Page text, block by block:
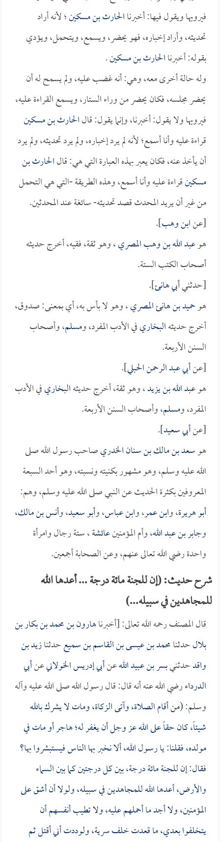
فيرويها ويقول فيها: أخبرناالحارث بن مسكين؛ لأنه أراد
تحديثه، وأراد إخباره، فهو يحضر، ويسمع، ويتحمل، ويؤدي
بقوله: أخبرناالحارث بن مسكين.
وله حالة أخرى معه، وهي: أنه غضب عليه، ولم يسمح له أن
يحضر مجلسه، فكان يحضر من وراء الستار، ويسمع القراءة عليه،
فيرويها ولا يقول: أخبرنا، وإنما يقول: قالالحارث بن مسكين
قراءة عليه وأنا أسمع؛ لأنه لم يرد إخباره، ولم يرد تحديثه، ولم يرد
أن يأخذ عنه، فكان يعبر بهذه العبارة التي هي: قالالحارث بن
مسكينقراءة عليه وأنا أسمع، وهذه الطريقة -التي هي التحمل
من غير أن يريد المحدث قصد تحديثه- سائغة عند المحدثين.
[عنابن وهب].
هوعبد الله بن وهب المصري، وهو ثقة، فقيه، أخرج حديثه
أصحاب الكتب الستة.
[حدثنيأبي هانئ].
هوحميد بن هانئ المصري، وهو لا بأس به، أي بمعنى: صدوق،
أخرج حديثهالبخاريفي الأدب المفرد، ومسلم، وأصحاب
السنن الأربعة.
[عنأبي عبد الرحمن الحبلي].
هوعبد الله بن يزيد، وهو ثقة، أخرج حديثهالبخاريفي الأدب
المفرد، ومسلم، وأصحاب السنن الأربعة.
[عنأبي سعيد].
هوسعد بن مالك بن سنان الخدريصاحب رسول الله صلى
الله عليه وسلم، وهو مشهور بكنيته ونسبته، وهو أحد السبعة
المعروفين بكثرة الحديث عن النبي صلى الله عليه وسلم، وهم:
أبو هريرة، وابن عمر، وابن عباس، وأبو سعيد، وأنس بن مالك،
وجابر بن عبد الله، وأم المؤمنينعائشة، ستة رجال وامرأة
واحدة رضي الله تعالى عنهم، وعن الصحابة أجمعين.
شرح حديث: (إن للجنة مائة درجة ... أعدها الله
للمجاهدين في سبيله...)
قال المصنف رحمه الله تعالى: [أخبرناهارون بن محمد بن بكار بن
بلالحدثنامحمد بن عيسى بن القاسم بن سميعحدثنازيد بن
واقدحدثنيبسر بن عبيد اللهعنأبي إدريس الخولانيعنأبي
الدرداءرضي الله عنه أنه قال: قال رسول الله صلى الله عليه وآله
وسلم: (من أقام الصلاة، وآتى الزكاة، ومات لا يشرك بالله
شيئاً، كان حقاً على الله عز وجل أن يغفر له؛ هاجر أو مات في
مولده، فقلنا: يا رسول الله، ألا نخبر بها الناس فيستبشروا بها؟
فقال: إن للجنة مائة درجة، بين كل درجتين كما بين السماء
والأرض، أعدها الله للمجاهدين في سبيله، ولولا أن أشق على
المؤمنين، ولا أجد ما أحملهم عليه، ولا تطيب أنفسهم أن
يتخلفوا بعدي، ما قعدت خلف سرية، ولوددت أني أقتل ثم